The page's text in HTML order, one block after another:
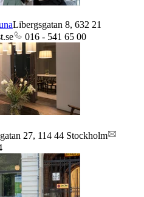
Libergsgatan 8, 632 21
016 - 541 65 00
27, 114 44 Stockholm